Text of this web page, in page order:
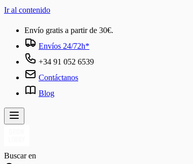
Ir al contenido
Envío gratis a partir de 30€.
Envíos 24/72h*
+34 91 052 6539
Contáctanos
Blog
Buscar en